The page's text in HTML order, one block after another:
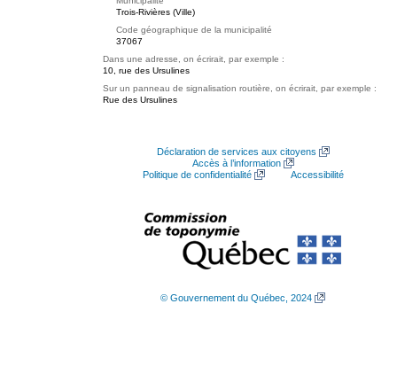
Trois-Rivières (Ville)
Code géographique de la municipalité
37067
Dans une adresse, on écrirait, par exemple :
10, rue des Ursulines
Sur un panneau de signalisation routière, on écrirait, par exemple :
Rue des Ursulines
Déclaration de services aux citoyens
Accès à l’information
Politique de confidentialité
Accessibilité
© Gouvernement du Québec, 2024